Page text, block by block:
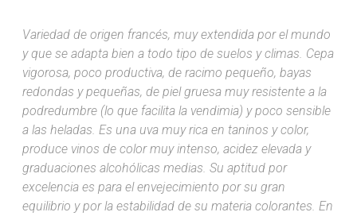
Variedad de origen francés, muy extendida por el mundo
y que se adapta bien a todo tipo de suelos y climas. Cepa
vigorosa, poco productiva, de racimo pequeño, bayas
redondas y pequeñas, de piel gruesa muy resistente a la
podredumbre (lo que facilita la vendimia) y poco sensible
a las heladas. Es una uva muy rica en taninos y color,
produce vinos de color muy intenso, acidez elevada y
graduaciones alcohólicas medias. Su aptitud por
excelencia es para el envejecimiento por su gran
equilibrio y por la estabilidad de su materia colorantes. En